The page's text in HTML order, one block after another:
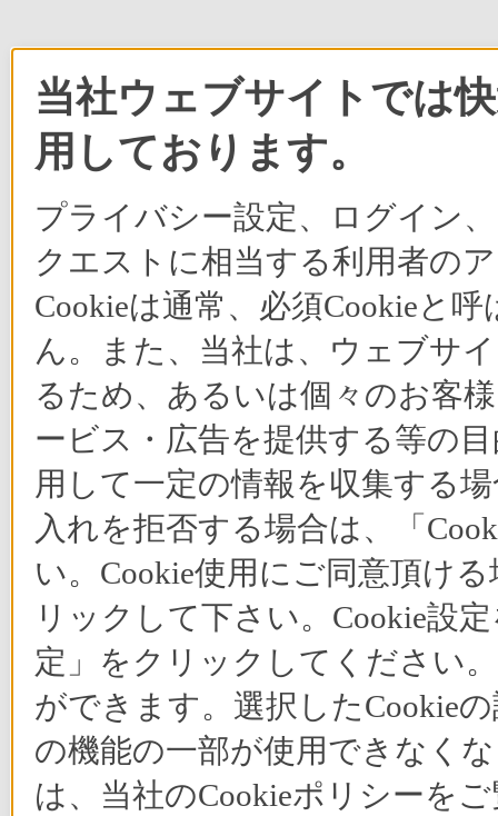
当社ウェブサイトでは
用しております。
プライバシー設定、ログイン
クエストに相当する利用者の
Cookieは通常、必須Cookieと
ん。また、当社は、ウェブサ
るため、あるいは個々のお客
ービス・広告を提供する等の
用して一定の情報を収集する
入れを拒否する場合は、「
い。Cookie使用にご同意頂け
リックして下さい。Cookie設
定」をクリックしてください
ができます。選択したCookie
の機能の一部が使用できなく
は、当社のCookieポリシーを